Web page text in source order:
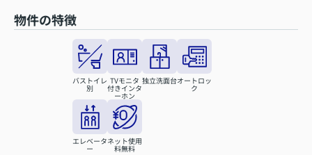
物件の特徴
バストイレ
別
TVモニタ
付きインタ
ーホン
独立洗面台オートロッ
ク
エレベータ
ー
ネット使用
料無料